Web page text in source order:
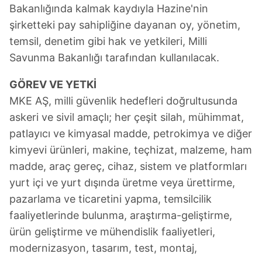
Bakanlığında kalmak kaydıyla Hazine'nin
şirketteki pay sahipliğine dayanan oy, yönetim,
temsil, denetim gibi hak ve yetkileri, Milli
Savunma Bakanlığı tarafından kullanılacak.
GÖREV VE YETKİ
MKE AŞ, milli güvenlik hedefleri doğrultusunda
askeri ve sivil amaçlı; her çeşit silah, mühimmat,
patlayıcı ve kimyasal madde, petrokimya ve diğer
kimyevi ürünleri, makine, teçhizat, malzeme, ham
madde, araç gereç, cihaz, sistem ve platformları
yurt içi ve yurt dışında üretme veya ürettirme,
pazarlama ve ticaretini yapma, temsilcilik
faaliyetlerinde bulunma, araştırma-geliştirme,
ürün geliştirme ve mühendislik faaliyetleri,
modernizasyon, tasarım, test, montaj,